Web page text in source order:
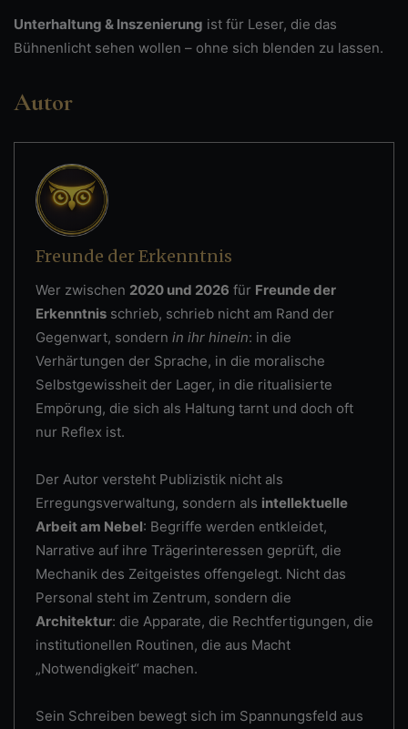
Unterhaltung & Inszenierung ist für Leser, die das
Bühnenlicht sehen wollen – ohne sich blenden zu lassen.
Autor
Freunde der Erkenntnis
Wer zwischen 2020 und 2026 für Freunde der
Erkenntnisschrieb, schrieb nicht am Rand der
Gegenwart, sondern in ihr hinein: in die
Verhärtungen der Sprache, in die moralische
Selbstgewissheit der Lager, in die ritualisierte
Empörung, die sich als Haltung tarnt und doch oft
nur Reflex ist.
Der Autor versteht Publizistik nicht als
Erregungsverwaltung, sondern als intellektuelle
Arbeit am Nebel: Begriffe werden entkleidet,
Narrative auf ihre Trägerinteressen geprüft, die
Mechanik des Zeitgeistes offengelegt. Nicht das
Personal steht im Zentrum, sondern die
Architektur: die Apparate, die Rechtfertigungen, die
institutionellen Routinen, die aus Macht
„Notwendigkeit“ machen.
Sein Schreiben bewegt sich im Spannungsfeld aus